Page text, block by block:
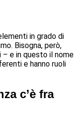
in grado di
Bisogna, però,
e in questo il nome
e hanno ruoli
c’è fra